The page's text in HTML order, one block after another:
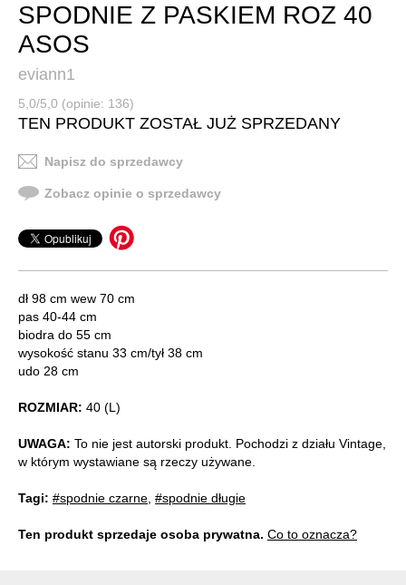
SPODNIE Z PASKIEM ROZ 40
ASOS
eviann1
5,0/5,0 (opinie: 136)
TEN PRODUKT ZOSTAŁ JUŻ SPRZEDANY
Napisz do sprzedawcy
Zobacz opinie o sprzedawcy
dł 98 cm wew 70 cm
pas 40-44 cm
biodra do 55 cm
wysokość stanu 33 cm/tył 38 cm
udo 28 cm
ROZMIAR: 40 (L)
UWAGA: To nie jest autorski produkt. Pochodzi z działu Vintage,
w którym wystawiane są rzeczy używane.
Tagi: #spodnie czarne #spodnie długie
Ten produkt sprzedaje osoba prywatna. Co to oznacza?